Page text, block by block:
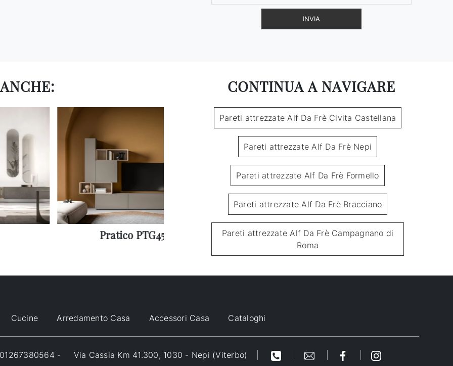
INVIA
Pratico PTG452 Pratico PTG430
CONTINUA A NAVIGARE
Pareti attrezzate Alf Da Frè Civita Castellana
Pareti attrezzate Alf Da Frè Nepi
Pareti attrezzate Alf Da Frè Formello
Pareti attrezzate Alf Da Frè Bracciano
Pareti attrezzate Alf Da Frè Campagnano di
Roma
Cucine Arredamento Casa Accessori Casa Cataloghi
- Via Cassia Km 41.300, 1030 - Nepi (Viterbo)